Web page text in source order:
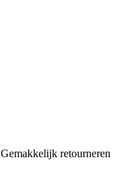
Gemakkelijk retourneren